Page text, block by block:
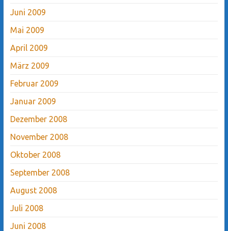
Juni 2009
Mai 2009
April 2009
März 2009
Februar 2009
Januar 2009
Dezember 2008
November 2008
Oktober 2008
September 2008
August 2008
Juli 2008
Juni 2008